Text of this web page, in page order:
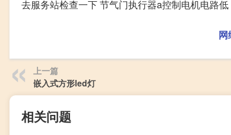
去服务站检查一下 节气门执行器a控制电机电路
网
上一篇
嵌入式方形led灯
相关问题